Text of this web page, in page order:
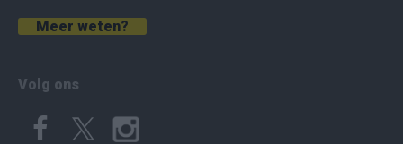
Meer weten?
Volg ons